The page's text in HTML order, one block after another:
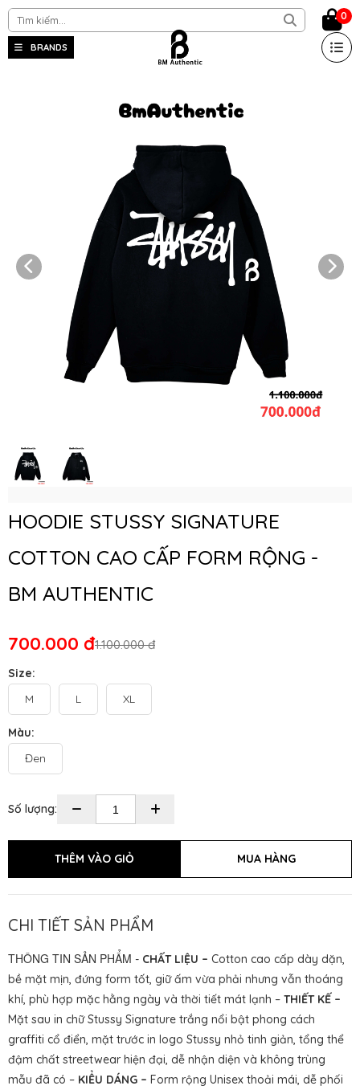
BRANDS
0
HOODIE STUSSY SIGNATURE
COTTON CAO CẤP FORM RỘNG -
BM AUTHENTIC
1.100.000 đ
700.000 đ
Size:
M
L XL
Màu:
Đen
Số lượng:
CHI TIẾT SẢN PHẨM
THÔNG TIN SẢN PHẨM - CHẤT LIỆU – Cotton cao cấp dày dặn,
bề mặt mịn, đứng form tốt, giữ ấm vừa phải nhưng vẫn thoáng
khí, phù hợp mặc hằng ngày và thời tiết mát lạnh – THIẾT KẾ –
Mặt sau in chữ Stussy Signature trắng nổi bật phong cách
graffiti cổ điển, mặt trước in logo Stussy nhỏ tinh giản, tổng thể
đậm chất streetwear hiện đại, dễ nhận diện và không trùng
mẫu đã có – KIỂU DÁNG – Form rộng Unisex thoải mái, dễ phối